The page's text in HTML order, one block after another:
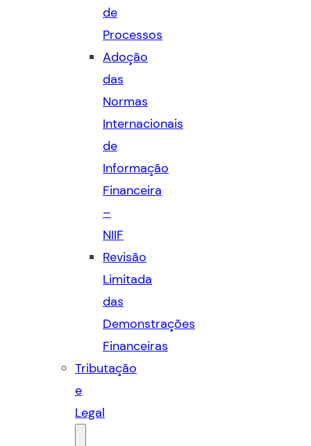
de
Processos
Adoção
das
Normas
Internacionais
de
Informação
Financeira
–
NIIF
Revisão
Limitada
das
Demonstrações
Financeiras
Tributação
e
Legal